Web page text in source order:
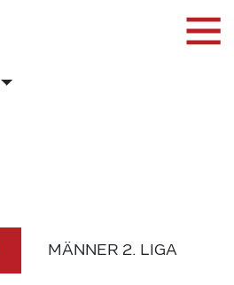
MÄNNER 2. LIGA